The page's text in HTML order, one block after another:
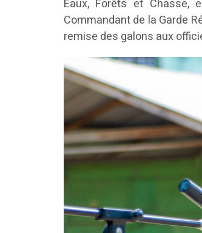
Eaux, Forêts et Chasse,
Commandant de la Garde
remise des galons aux